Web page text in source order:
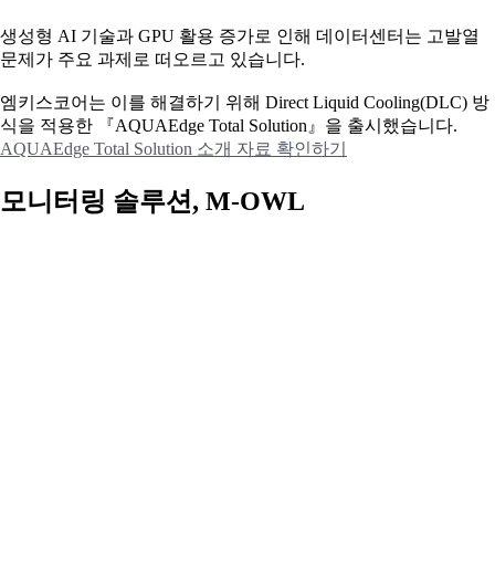
생성형 AI 기술과 GPU 활용 증가로 인해 데이터센터는 고발열
문제가 주요 과제로 떠오르고 있습니다.
엠키스코어는 이를 해결하기 위해 Direct Liquid Cooling(DLC) 방
식을 적용한 『AQUAEdge Total Solution』을 출시했습니다.
AQUAEdge Total Solution 소개 자료 확인하기
모니터링 솔루션, M-OWL